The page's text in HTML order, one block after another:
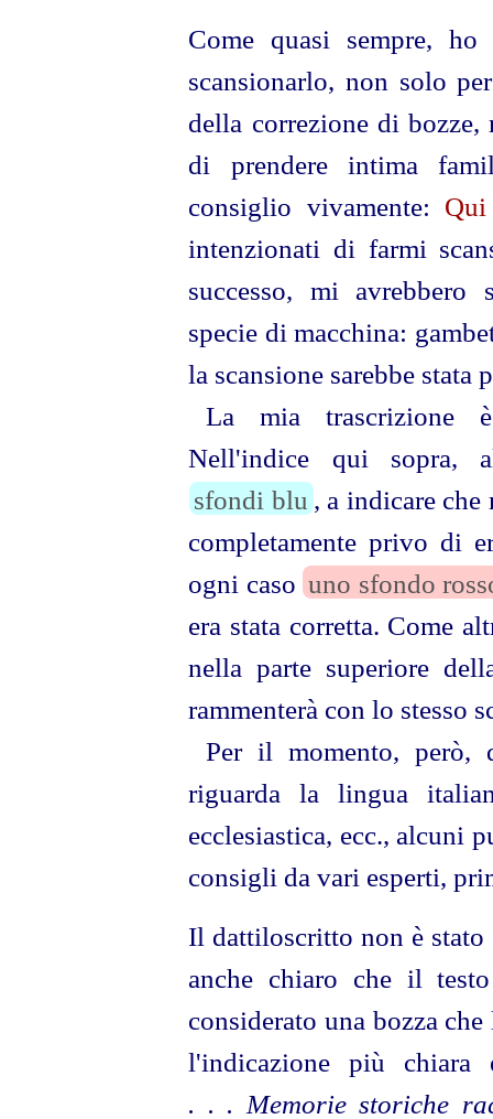
Come quasi sempre,
scansionarlo, non solo
della correzione di bozze,
di prendere intima
consiglio vivamente:
intenzionati di farmi
successo, mi avrebbero
specie di macchina:
la scansione sarebbe stata
La mia trascrizione è
Nell'indice qui sopra,
sfondi blu , a indicare che
completamente privo di
ogni caso uno sfondo
era stata corretta. Come
nella parte superiore
rammenterà con lo stesso
Per il momento, però,
riguarda la lingua
ecclesiastica, ecc., alcuni
consigli da vari esperti,
Il dattiloscritto non è
anche chiaro che il
considerato una bozza
l'indicazione più
. . . Memorie storiche